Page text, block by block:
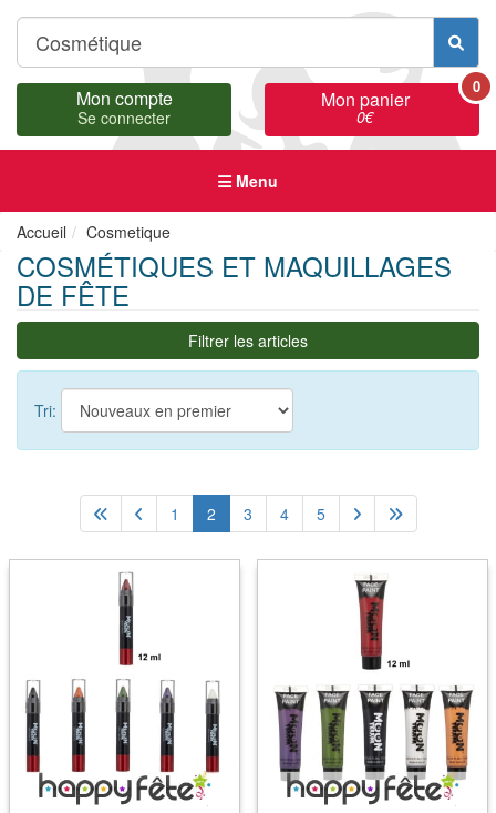
Mon compte
Se connecter
Mon panier
0€
0
Menu
Accueil Cosmetique
COSMÉTIQUES ET MAQUILLAGES
DE FÊTE
Filtrer les articles
Tri:
1 2 3 4 5